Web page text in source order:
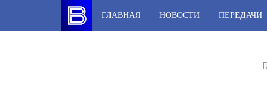
content
ГЛАВНАЯ НОВОСТИ ПЕРЕДАЧИ